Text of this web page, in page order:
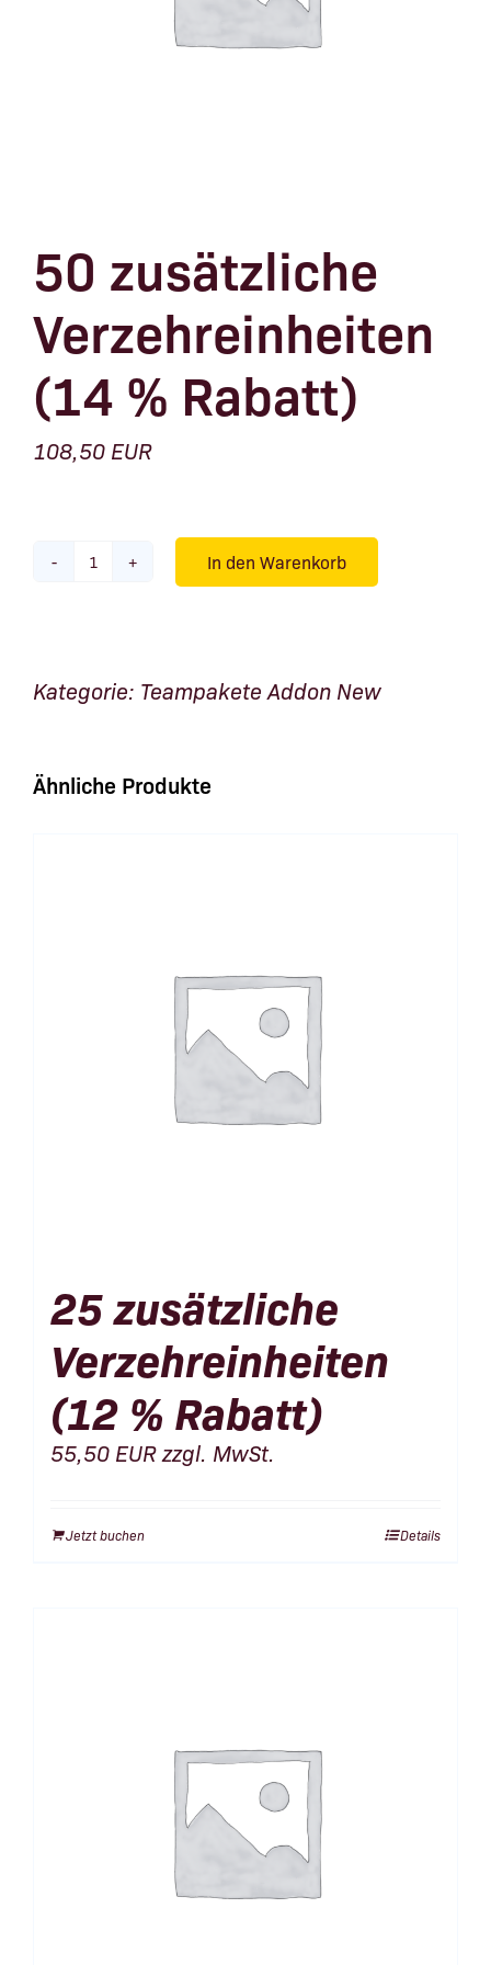
50 zusätzliche
Verzehreinheiten
(14 % Rabatt)
108,50 EUR
50
%
In den Warenkorb
Kategorie: Teampakete Addon New
Ähnliche Produkte
25 zusätzliche
Verzehreinheiten
(12 % Rabatt)
55,50 EURzzgl. MwSt.
Jetzt buchen Details